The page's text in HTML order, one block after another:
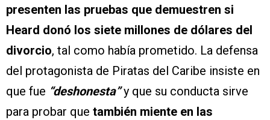
presenten las pruebas que demuestren si
Heard donó los siete millones de dólares del
divorcio, tal como había prometido. La defensa
del protagonista de Piratas del Caribe insiste en
que fue “deshonesta”y que su conducta sirve
para probar que también miente en las